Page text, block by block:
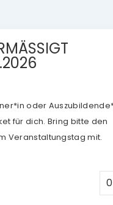
oder
für dich. Bring bitte den
Veranstaltungstag mit.